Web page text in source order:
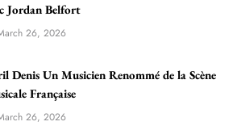
Jordan Belfort
26, 2026
Denis Un Musicien Renommé de la Scène
Française
26, 2026